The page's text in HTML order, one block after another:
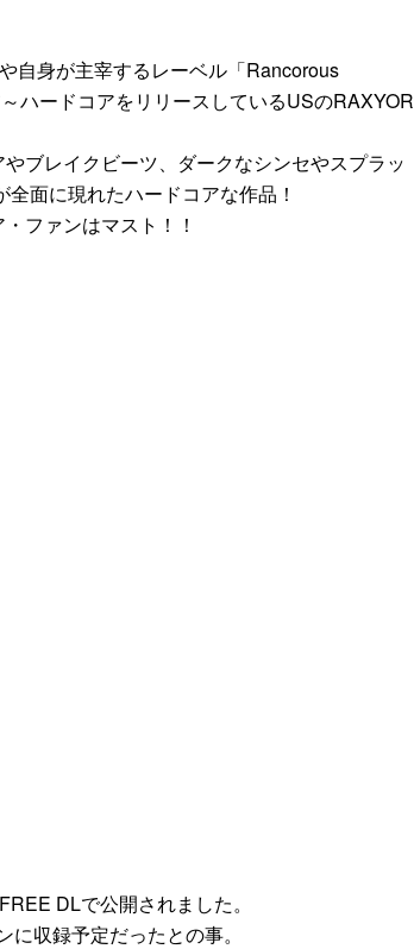
自身が主宰するレーベル「Rancorous
ハードコアをリリースしているUSのRAXYOR
ブレイクビーツ、ダークなシンセやスプラッ
面に現れたハードコアな作品！
ファンはマスト！！
DLで公開されました。
収録予定だったとの事。